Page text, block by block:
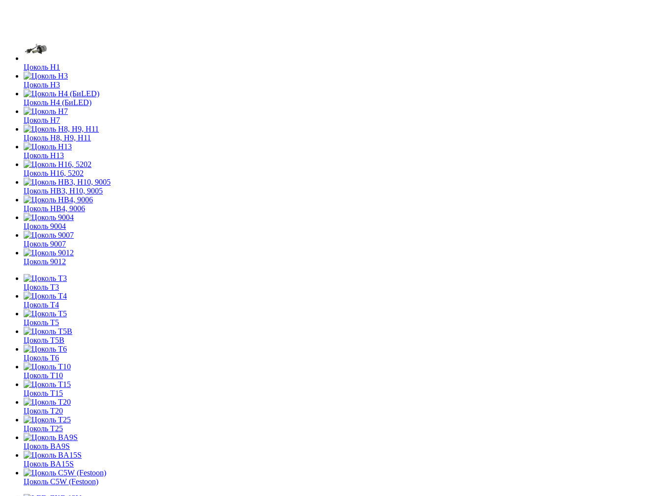
Цоколь H1
Цоколь Н3
Цоколь H4 (БиLED)
Цоколь H7
Цоколь H8, H9, H11
Цоколь Н13
Цоколь H16, 5202
Цоколь HB3, H10, 9005
Цоколь HB4, 9006
Цоколь 9004
Цоколь 9007
Цоколь 9012
Цоколь Т3
Цоколь Т4
Цоколь Т5
Цоколь Т5B
Цоколь Т6
Цоколь Т10
Цоколь Т15
Цоколь Т20
Цоколь Т25
Цоколь BA9S
Цоколь BA15S
Цоколь C5W (Festoon)